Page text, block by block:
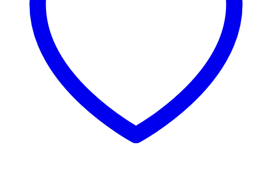
Produktseite
gewählt
werden